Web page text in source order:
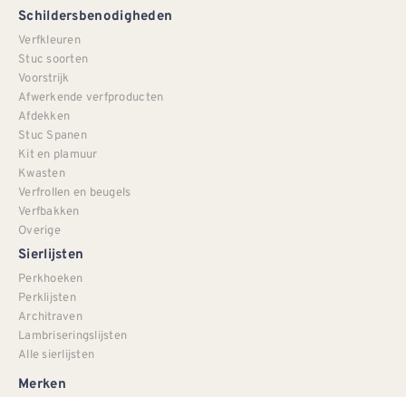
Schildersbenodigheden
Verfkleuren
Stuc soorten
Voorstrijk
Afwerkende verfproducten
Afdekken
Stuc Spanen
Kit en plamuur
Kwasten
Verfrollen en beugels
Verfbakken
Overige
Sierlijsten
Perkhoeken
Perklijsten
Architraven
Lambriseringslijsten
Alle sierlijsten
Merken